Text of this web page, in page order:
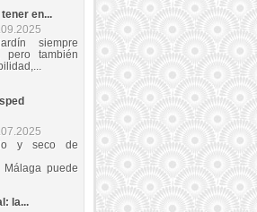
en...
siempre
pero también
y seco de
puede
la...